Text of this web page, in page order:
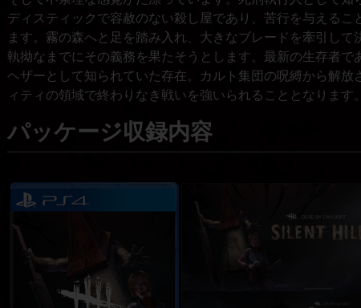
ディスティックで容赦のない殺し屋であり、苦行を与えるこ
ます。霧の森へと足を踏み入れ、大きなブレードを牽引して
執拗なまでにその義務を果たそうとします。最新の生存者で
ヘザーとして知られていた存在。カルト集団の呪縛から解放
ィティの領域で終わりなき戦いを強いられることとなります。
パッケージ収録内容